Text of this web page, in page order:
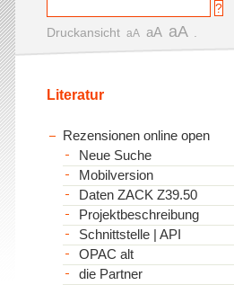
Druckansicht aA aA aA
Literatur
Rezensionen online open
Neue Suche
Mobilversion
Daten ZACK Z39.50
Projektbeschreibung
Schnittstelle | API
OPAC alt
die Partner